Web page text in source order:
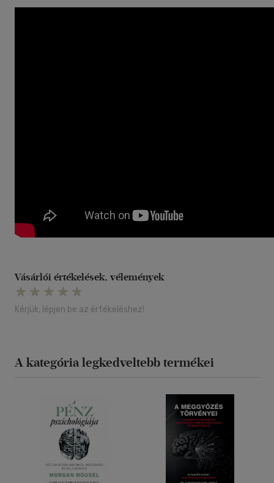
Vásárlói értékelések, vélemények
Kérjük, lépjen be az értékeléshez!
A kategória legkedveltebb termékei